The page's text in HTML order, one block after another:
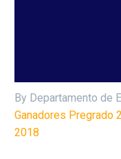
By Departamento de
Ganadores Pregrado
2018